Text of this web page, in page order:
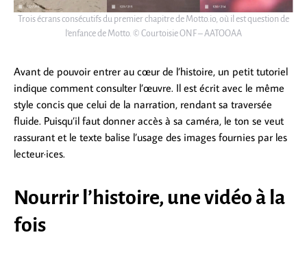
Trois écrans consécutifs du premier chapitre de Motto.io, où il est question de
l’enfance de Motto. © Courtoisie ONF – AATOOAA
Avant de pouvoir entrer au cœur de l’histoire, un petit tutoriel
indique comment consulter l’œuvre. Il est écrit avec le même
style concis que celui de la narration, rendant sa traversée
fluide. Puisqu’il faut donner accès à sa caméra, le ton se veut
rassurant et le texte balise l’usage des images fournies par les
lecteur·ices.
Nourrir l’histoire, une vidéo à la
fois